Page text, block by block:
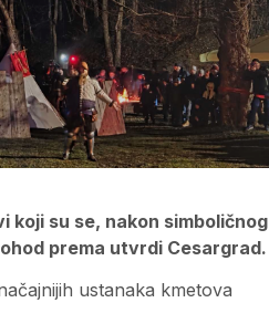
koji su se, nakon simboličnog
prema utvrdi Cesargrad.
ustanaka kmetova